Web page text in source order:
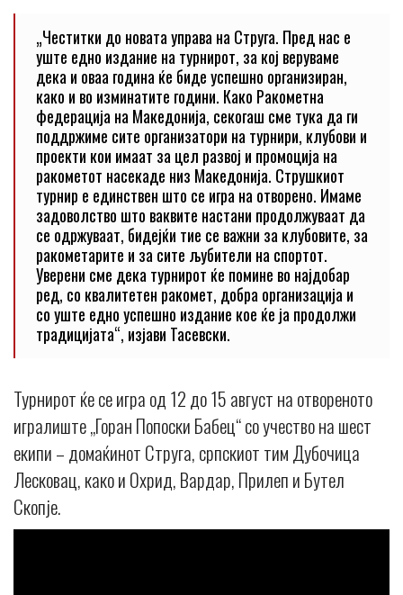
„Честитки до новата управа на Струга. Пред нас е
уште едно издание на турнирот, за кој веруваме
дека и оваа година ќе биде успешно организиран,
како и во изминатите години. Како Ракометна
федерација на Македонија, секогаш сме тука да ги
поддржиме сите организатори на турнири, клубови и
проекти кои имаат за цел развој и промоција на
ракометот насекаде низ Македонија. Струшкиот
турнир е единствен што се игра на отворено. Имаме
задоволство што ваквите настани продолжуваат да
се одржуваат, бидејќи тие се важни за клубовите, за
ракометарите и за сите љубители на спортот.
Уверени сме дека турнирот ќе помине во најдобар
ред, со квалитетен ракомет, добра организација и
со уште едно успешно издание кое ќе ја продолжи
традицијата“, изјави Тасевски.
Турнирот ќе се игра од 12 до 15 август на отвореното
игралиште „Горан Попоски Бабец“ со учество на шест
екипи – домаќинот Струга, српскиот тим Дубочица
Лесковац, како и Охрид, Вардар, Прилеп и Бутел
Скопје.